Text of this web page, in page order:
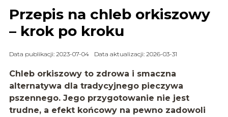
Przepis na chleb orkiszowy
– krok po kroku
Data publikacji: 2023-07-04 Data aktualizacji: 2026-03-31
Chleb orkiszowy to zdrowa i smaczna
alternatywa dla tradycyjnego pieczywa
pszennego. Jego przygotowanie nie jest
trudne, a efekt końcowy na pewno zadowoli